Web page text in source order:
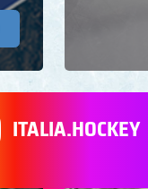
ITALIA.HOCKEY